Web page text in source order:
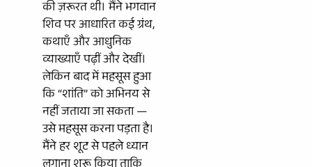
की ज़रूरत थी। मैंने भगवान
शिव पर आधारित कई ग्रंथ,
कथाएँ और आधुनिक
व्याख्याएँ पढ़ीं और देखीं।
लेकिन बाद में महसूस हुआ
कि “शांति” को अभिनय से
नहीं जताया जा सकता —
उसे महसूस करना पड़ता है।
मैंने हर शूट से पहले ध्यान